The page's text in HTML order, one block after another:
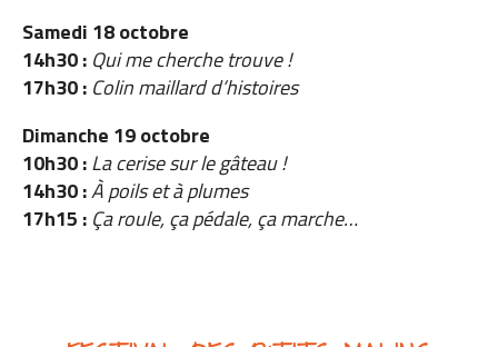
Samedi 18 octobre
14h30 : Qui me cherche trouve !
17h30 : Colin maillard d’histoires
Dimanche 19 octobre
10h30 :La cerise sur le gâteau !
14h30 :À poils et à plumes
17h15 : Ça roule, ça pédale, ça marche…